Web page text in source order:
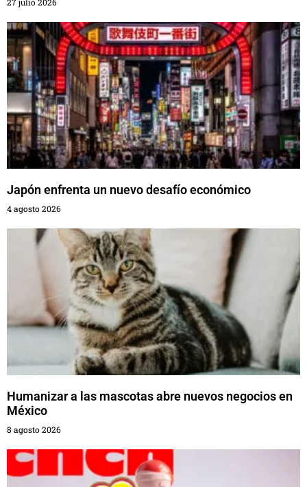
Japón enfrenta un nuevo desafío económico
4 agosto 2026
Humanizar a las mascotas abre nuevos negocios en
México
8 agosto 2026